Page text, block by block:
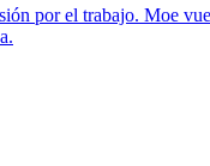
por el trabajo. Moe